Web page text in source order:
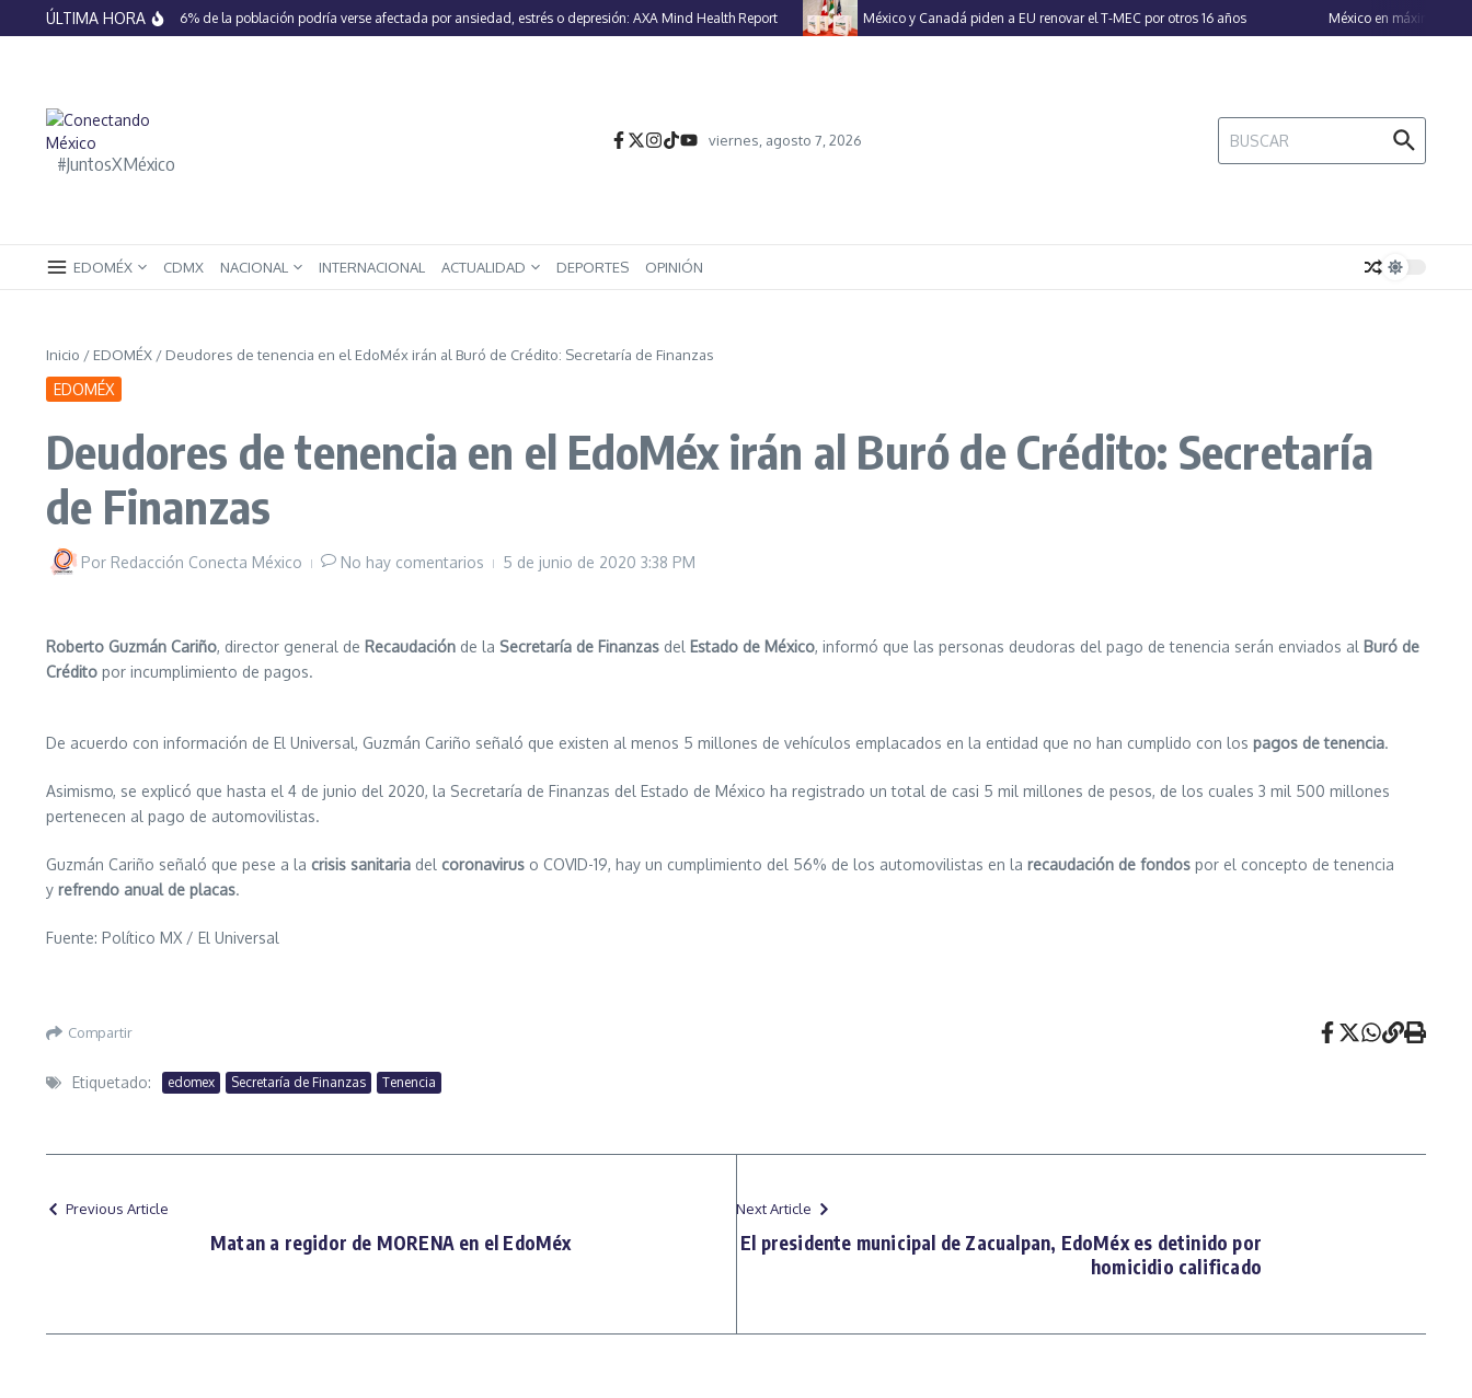
Saltar al contenido
ÚLTIMA HORA
En México 66% de la población podría verse afectada por ansiedad, estrés o depresión: AXA Mind Health Report México y Canadá piden a EU renovar el T-MEC por otros 16 años México en máxima alerta
#JuntosXMéxico
viernes, agosto 7, 2026
Buscar:
EDOMÉX CDMX NACIONAL INTERNACIONAL ACTUALIDAD DEPORTES OPINIÓN
Inicio / EDOMÉX / Deudores de tenencia en el EdoMéx irán al Buró de Crédito: Secretaría de Finanzas
EDOMÉX
Deudores de tenencia en el EdoMéx irán al Buró de Crédito: Secretaría
de Finanzas
Por Redacción Conecta México No hay comentarios 5 de junio de 2020 3:38 PM
Roberto Guzmán Cariño, director general de Recaudación de la Secretaría de Finanzas del Estado de México, informó que las personas deudoras del pago de tenencia serán enviados al Buró de
Crédito por incumplimiento de pagos.
De acuerdo con información de El Universal, Guzmán Cariño señaló que existen al menos 5 millones de vehículos emplacados en la entidad que no han cumplido con los pagos de tenencia.
Asimismo, se explicó que hasta el 4 de junio del 2020, la Secretaría de Finanzas del Estado de México ha registrado un total de casi 5 mil millones de pesos, de los cuales 3 mil 500 millones
pertenecen al pago de automovilistas.
Guzmán Cariño señaló que pese a la crisis sanitaria del coronavirus o COVID-19, hay un cumplimiento del 56% de los automovilistas en la recaudación de fondos por el concepto de tenencia
y refrendo anual de placas.
Fuente: Político MX / El Universal
Compartir
Etiquetado: edomex Secretaría de Finanzas Tenencia
Previous Article
Matan a regidor de MORENA en el EdoMéx
Next Article
El presidente municipal de Zacualpan, EdoMéx es detinido por
homicidio calificado